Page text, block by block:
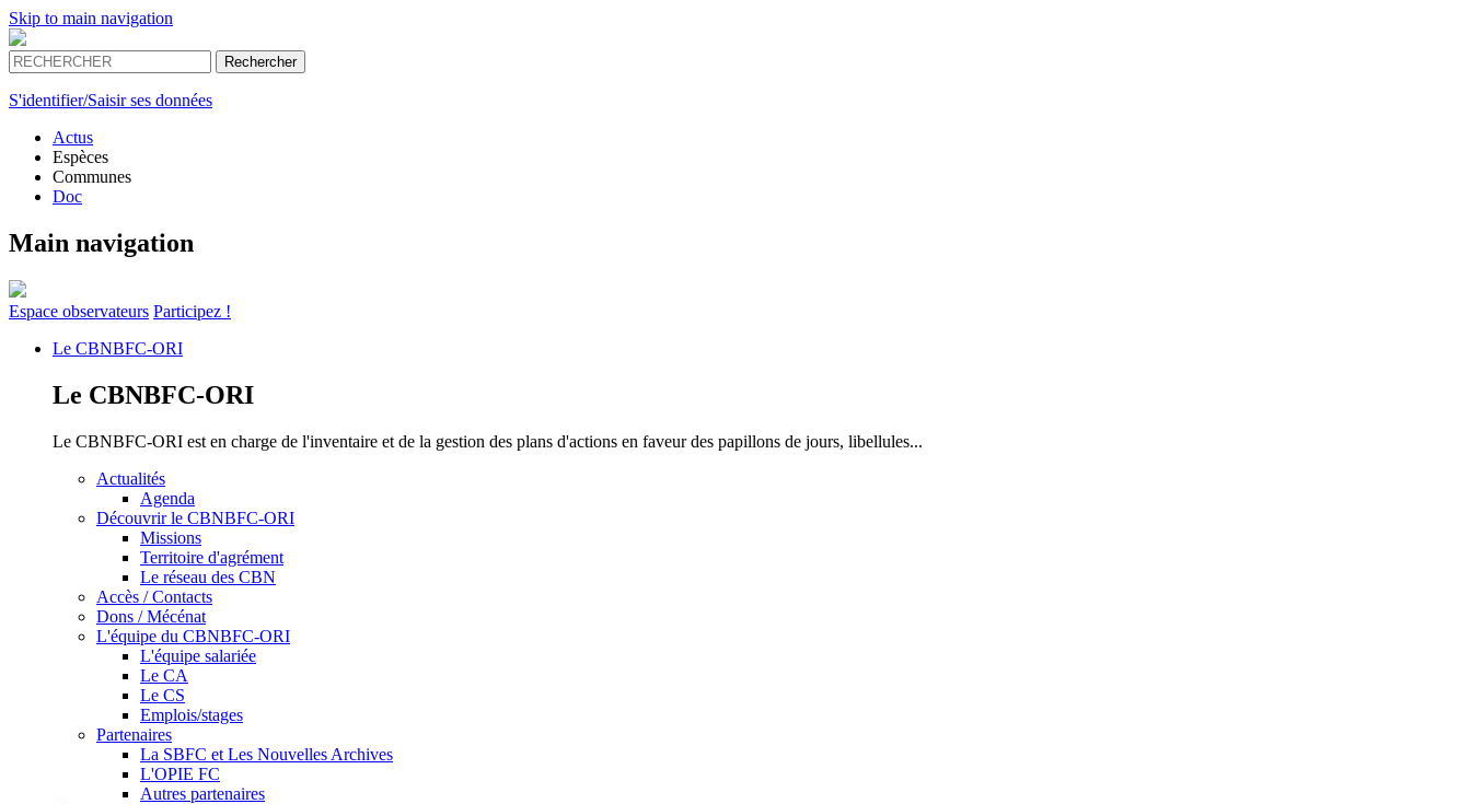
Skip to main navigation
S'identifier/Saisir ses données
Actus
Espèces
Communes
Doc
Main navigation
Espace observateurs Participez !
Le CBNBFC-ORI
Le CBNBFC-ORI
Le CBNBFC-ORI est en charge de l'inventaire et de la gestion des plans d'actions en faveur des papillons de jours, libellules...
Actualités
Agenda
Découvrir le CBNBFC-ORI
Missions
Territoire d'agrément
Le réseau des CBN
Accès / Contacts
Dons / Mécénat
L'équipe du CBNBFC-ORI
L'équipe salariée
Le CA
Le CS
Emplois/stages
Partenaires
La SBFC et Les Nouvelles Archives
L'OPIE FC
Autres partenaires